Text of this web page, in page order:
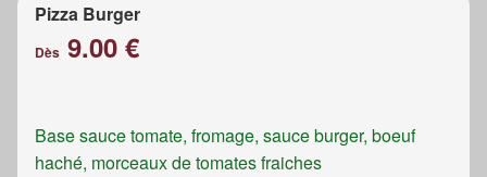
Pizza Burger
Dès 9.00 €
Base sauce tomate, fromage, sauce burger, boeuf
haché, morceaux de tomates fraiches